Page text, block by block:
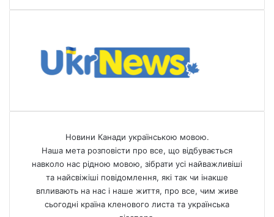
Новини Канади українською мовою.
Наша мета розповісти про все, що відбувається
навколо нас рідною мовою, зібрати усі найважливіші
та найсвіжіші повідомлення, які так чи інакше
впливають на нас і наше життя, про все, чим живе
сьогодні країна кленового листа та українська